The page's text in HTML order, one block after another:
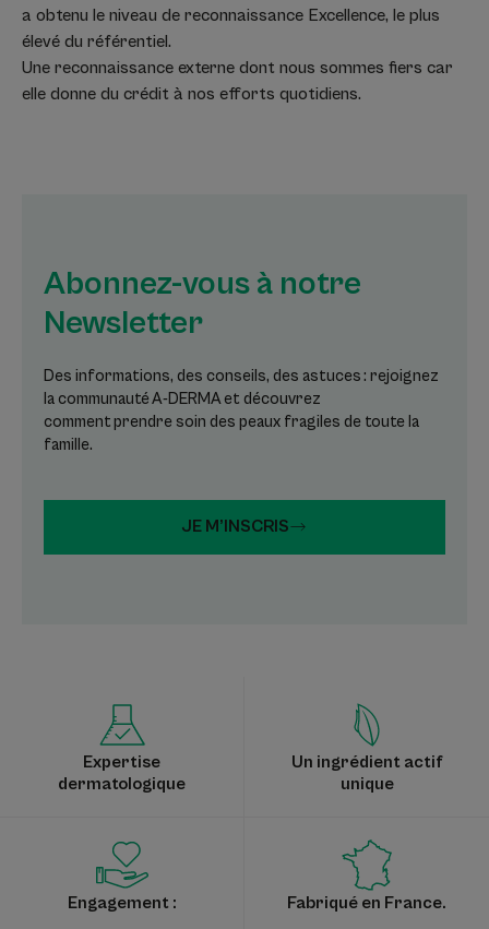
a obtenu le niveau de reconnaissance Excellence, le plus
élevé du référentiel.
Une reconnaissance externe dont nous sommes fiers car
elle donne du crédit à nos efforts quotidiens.
Abonnez-vous à notre
Newsletter
Des informations, des conseils, des astuces : rejoignez
la communauté A-DERMA et découvrez
comment prendre soin des peaux fragiles de toute la
famille.
JE M’INSCRIS
Expertise
dermatologique
Un ingrédient actif
unique
Engagement : Fabriqué en France.